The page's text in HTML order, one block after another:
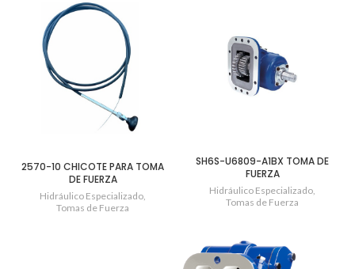
2570-10 CHICOTE PARA TOMA
DE FUERZA
Hidráulico Especializado
Tomas de Fuerza
SH6S-U6809-A1BX TOMA DE
FUERZA
Hidráulico Especializado,
Tomas de Fuerza